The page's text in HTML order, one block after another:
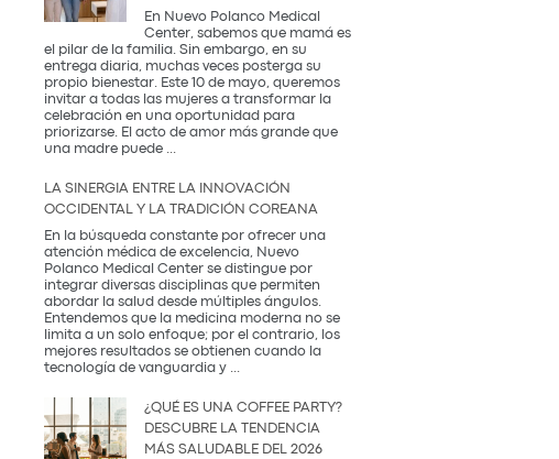
En Nuevo Polanco Medical
Center, sabemos que mamá es
el pilar de la familia. Sin embargo, en su
entrega diaria, muchas veces posterga su
propio bienestar. Este 10 de mayo, queremos
invitar a todas las mujeres a transformar la
celebración en una oportunidad para
priorizarse. El acto de amor más grande que
una madre puede ...
que
Realmente
Necesita:
Salud
y
Prevención
LA SINERGIA ENTRE LA INNOVACIÓN
OCCIDENTAL Y LA TRADICIÓN COREANA
En la búsqueda constante por ofrecer una
atención médica de excelencia, Nuevo
Polanco Medical Center se distingue por
integrar diversas disciplinas que permiten
abordar la salud desde múltiples ángulos.
Entendemos que la medicina moderna no se
limita a un solo enfoque; por el contrario, los
mejores resultados se obtienen cuando la
tecnología de vanguardia y
entre
Innovación
Occidental
¿QUÉ ES UNA COFFEE PARTY?
DESCUBRE LA TENDENCIA
MÁS SALUDABLE DEL 2026